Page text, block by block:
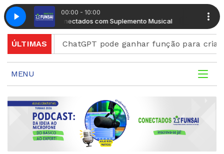
00:00 - 10:00
Manhã Conectados com Suplemento Musical Manhã
ÚLTIMASChatGPT pode ganhar função para criar
MENU